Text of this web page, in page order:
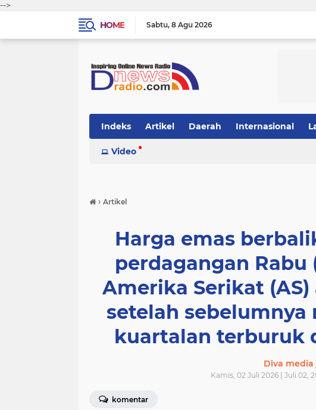
-->
HOME
Sabtu 8 Agu 2026
Indeks Artikel Daerah Internasional
Video
› Artikel
Harga emas
perdagangan Rabu
Amerika Serikat
setelah
kuartalan terburuk
Diva
Kamis, 02 Juli 2026 | Juli 02,
komentar